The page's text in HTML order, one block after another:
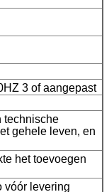
3 of aangepast
technische
gehele leven, en
het toevoegen
vóór levering